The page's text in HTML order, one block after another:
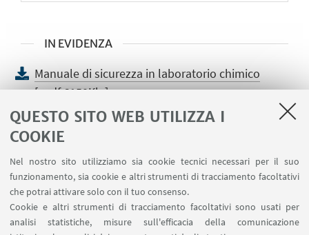
QUESTO SITO WEB UTILIZZA I
COOKIE
Nel nostro sito utilizziamo sia cookie tecnici necessari per il suo
funzionamento, sia cookie e altri strumenti di tracciamento facoltativi
che potrai attivare solo con il tuo consenso.
Cookie e altri strumenti di tracciamento facoltativi sono usati per
analisi statistiche, misure sull'efficacia della comunicazione
IN EVIDENZA
Manuale di sicurezza in laboratorio chimico
[ .pdf 6150Kb ]
Guida ai Dispositivi di Protezione Individuale
- DPI
[ .pdf 898Kb ]
MODULI E PROCEDURE (AREA RISERVATA)